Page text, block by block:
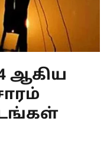
ஆகிய